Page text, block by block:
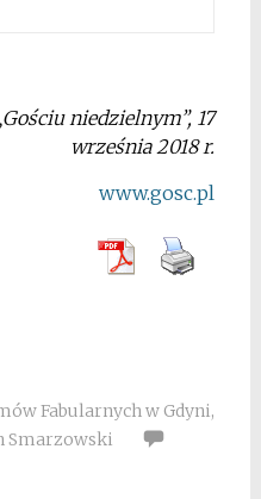
niedzielnym”, 17
września 2018 r.
www.gosc.pl
Fabularnych w Gdyni,
Smarzowski